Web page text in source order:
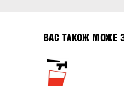
ВАС ТАКОЖ МОЖЕ